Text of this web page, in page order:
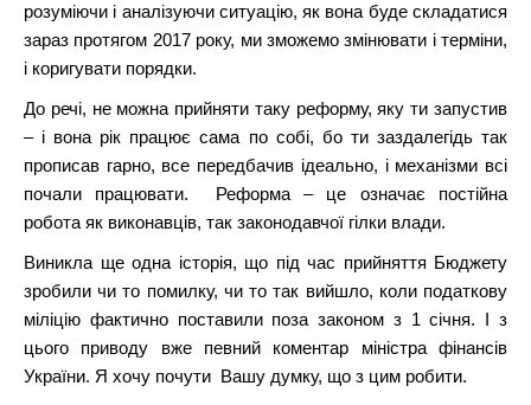
розуміючи і аналізуючи ситуацію, як вона буде складатися
зараз протягом 2017 року, ми зможемо змінювати і терміни,
і коригувати порядки.
До речі, не можна прийняти таку реформу, яку ти запустив
– і вона рік працює сама по собі, бо ти заздалегідь так
прописав гарно, все передбачив ідеально, і механізми всі
почали працювати. Реформа – це означає постійна
робота як виконавців, так законодавчої гілки влади.
Виникла ще одна історія, що під час прийняття Бюджету
зробили чи то помилку, чи то так вийшло, коли податкову
міліцію фактично поставили поза законом з 1 січня. І з
цього приводу вже певний коментар міністра фінансів
України. Я хочу почути Вашу думку, що з цим робити.